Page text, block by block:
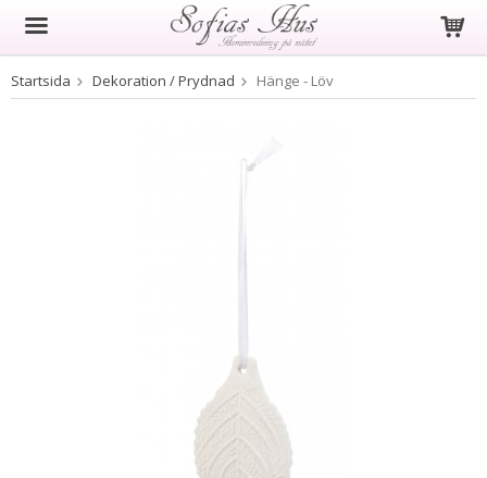
Produkten har blivit tillagd i varukorgen
Startsida Dekoration / Prydnad Hänge - Löv